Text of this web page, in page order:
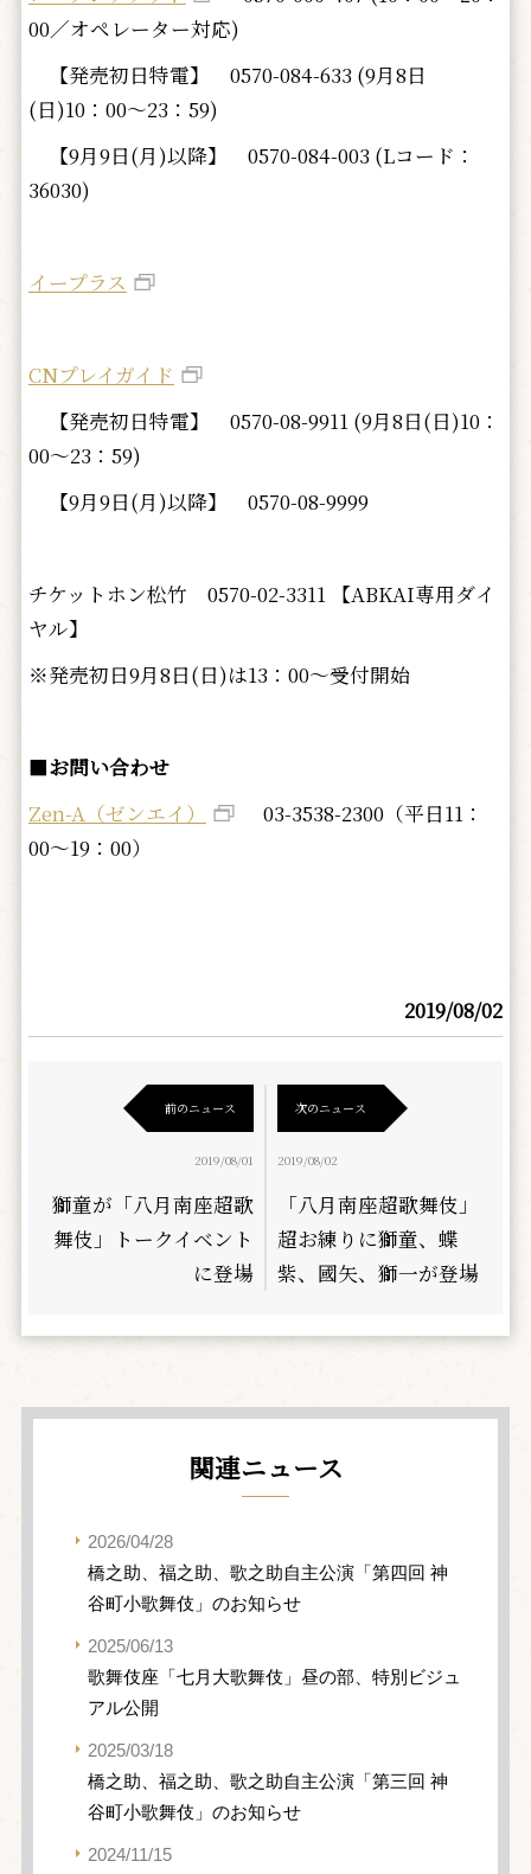
00／オペレーター対応)
【発売初日特電】 0570-084-633 (9月8日
(日)10：00～23：59)
【9月9日(月)以降】 0570-084-003 (Lコード：
36030)
イープラス
CNプレイガイド
【発売初日特電】 0570-08-9911 (9月8日(日)10：
00～23：59)
【9月9日(月)以降】 0570-08-9999
チケットホン松竹 0570-02-3311 【ABKAI専用ダイ
ヤル】
※発売初日9月8日(日)は13：00～受付開始
■お問い合わせ
Zen-A（ゼンエイ）
03-3538-2300（平日11：
00～19：00）
2019/08/02
前のニュース
2019/08/01
獅童が「八月南座超歌
舞伎」トークイベント
に登場
次のニュース
2019/08/02
「八月南座超歌舞伎」
超お練りに獅童、蝶
紫、國矢、獅一が登場
関連ニュース
2026/04/28
橋之助、福之助、歌之助自主公演「第四回 神
谷町小歌舞伎」のお知らせ
2025/06/13
歌舞伎座「七月大歌舞伎」昼の部、特別ビジュ
アル公開
2025/03/18
橋之助、福之助、歌之助自主公演「第三回 神
谷町小歌舞伎」のお知らせ
2024/11/15